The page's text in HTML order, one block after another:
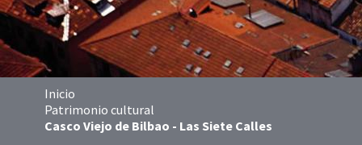
Inicio
Patrimonio cultural
Casco Viejo de Bilbao - Las Siete Calles